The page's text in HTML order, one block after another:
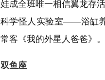
娃成全班唯一相信翼龙存
科学怪人实验室——浴缸
常客《我的外星人爸爸》
双鱼座